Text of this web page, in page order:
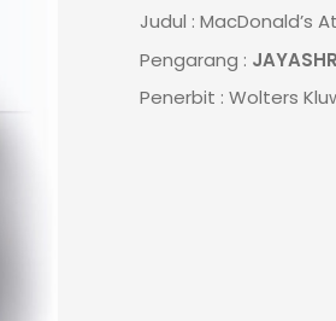
Judul : MacDonald’s
Pengarang :
Penerbit : Wolters